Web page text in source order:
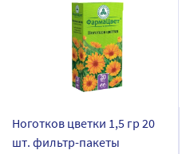
Ноготков цветки 1,5 гр 20
шт. фильтр-пакеты